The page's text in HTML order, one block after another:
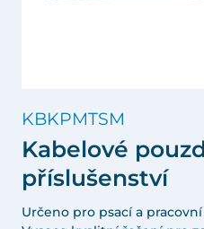
KBKPMTSM
Kabelové
příslušenství
Určeno pro psací a